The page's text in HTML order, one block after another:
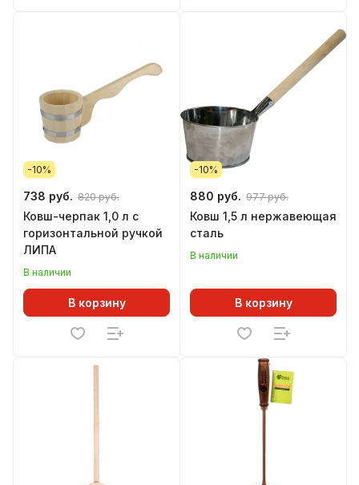
-10%
738 руб. 820 руб.
Ковш-черпак 1,0 л с
горизонтальной ручкой
ЛИПА
В наличии
В корзину
-10%
880 руб. 977 руб.
Ковш 1,5 л нержавеющая
сталь
В наличии
В корзину